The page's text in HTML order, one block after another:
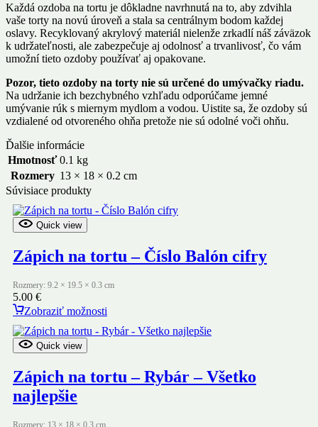
Každá ozdoba na tortu je dôkladne navrhnutá na to, aby zdvihla
vaše torty na novú úroveň a stala sa centrálnym bodom každej
oslavy. Recyklovaný akrylový materiál nielenže zrkadlí náš záväzok
k udržateľnosti, ale zabezpečuje aj odolnosť a trvanlivosť, čo vám
umožní tieto ozdoby používať aj opakovane.
Pozor, tieto ozdoby na torty nie sú určené do umývačky riadu.
Na udržanie ich bezchybného vzhľadu odporúčame jemné
umývanie rúk s miernym mydlom a vodou. Uistite sa, že ozdoby sú
vzdialené od otvoreného ohňa pretože nie sú odolné voči ohňu.
Ďalšie informácie
Hmotnosť 0.1 kg
Rozmery 13 × 18 × 0.2 cm
Súvisiace produkty
Quick view
Zápich na tortu – Číslo Balón cifry
Rozmery: 9.2 × 19.5 × 0.3 cm
5.00 €
Zobraziť možnosti
Quick view
Zápich na tortu – Rybár – Všetko
najlepšie
Rozmery: 13 × 18 × 0.3 cm